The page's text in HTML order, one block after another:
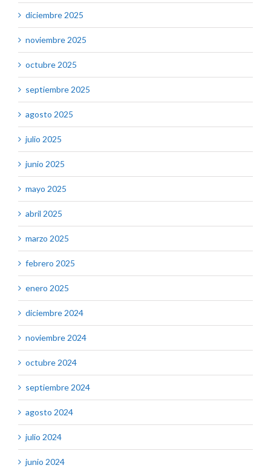
diciembre 2025
noviembre 2025
octubre 2025
septiembre 2025
agosto 2025
julio 2025
junio 2025
mayo 2025
abril 2025
marzo 2025
febrero 2025
enero 2025
diciembre 2024
noviembre 2024
octubre 2024
septiembre 2024
agosto 2024
julio 2024
junio 2024